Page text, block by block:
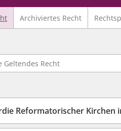
Archiviertes Recht
Recht
Reformatorischer Kirchen in